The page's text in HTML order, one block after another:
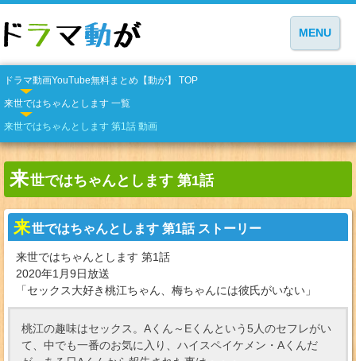
MENU
ドラマ動画YouTube無料まとめ【動が】 TOP
来世ではちゃんとします 一覧
来世ではちゃんとします 第1話 動画
来世ではちゃんとします 第1話
来世ではちゃんとします 第1話 ストーリー
来世ではちゃんとします 第1話
2020年1月9日放送
「セックス大好き桃江ちゃん、梅ちゃんには彼氏がいない」
桃江の趣味はセックス。Aくん～Eくんという5人のセフレがい
て、中でも一番のお気に入り、ハイスペイケメン・Aくんだ